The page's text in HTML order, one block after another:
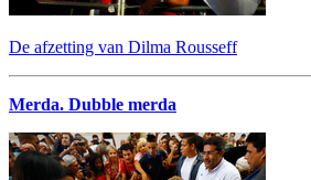
De afzetting van Dilma Rousseff
Merda. Dubble merda